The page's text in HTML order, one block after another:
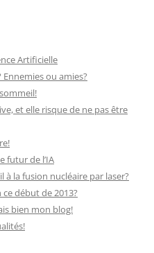
Artificielle
ou amies?
et elle risque de ne pas être
futur de l’IA
à la fusion nucléaire par laser?
début de 2013?
bien mon blog!